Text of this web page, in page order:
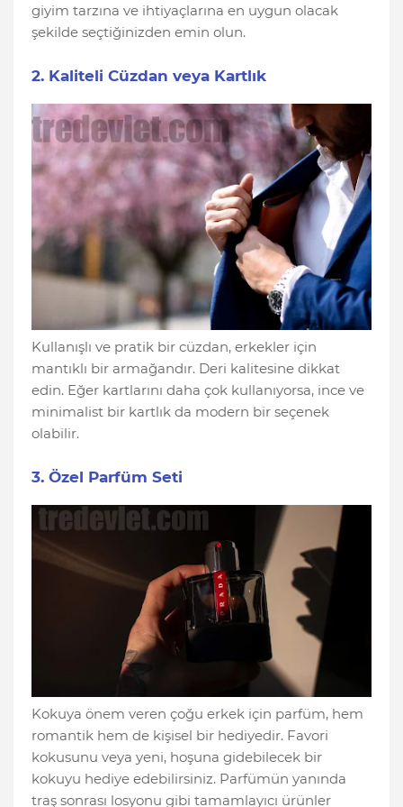
giyim tarzına ve ihtiyaçlarına en uygun olacak
şekilde seçtiğinizden emin olun.
2. Kaliteli Cüzdan veya Kartlık
Kullanışlı ve pratik bir cüzdan, erkekler için
mantıklı bir armağandır. Deri kalitesine dikkat
edin. Eğer kartlarını daha çok kullanıyorsa, ince ve
minimalist bir kartlık da modern bir seçenek
olabilir.
3. Özel Parfüm Seti
Kokuya önem veren çoğu erkek için parfüm, hem
romantik hem de kişisel bir hediyedir. Favori
kokusunu veya yeni, hoşuna gidebilecek bir
kokuyu hediye edebilirsiniz. Parfümün yanında
traş sonrası losyonu gibi tamamlayıcı ürünler